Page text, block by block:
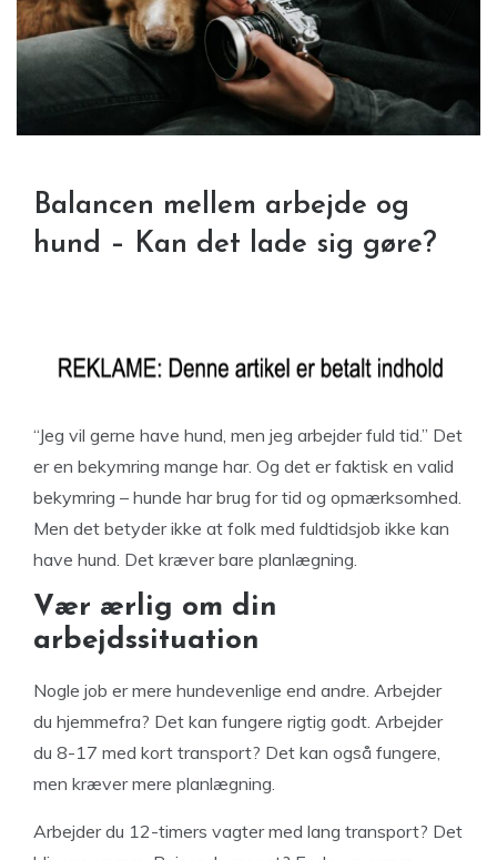
Balancen mellem arbejde og
hund – Kan det lade sig gøre?
“Jeg vil gerne have hund, men jeg arbejder fuld tid.” Det
er en bekymring mange har. Og det er faktisk en valid
bekymring – hunde har brug for tid og opmærksomhed.
Men det betyder ikke at folk med fuldtidsjob ikke kan
have hund. Det kræver bare planlægning.
Vær ærlig om din
arbejdssituation
Nogle job er mere hundevenlige end andre. Arbejder
du hjemmefra? Det kan fungere rigtig godt. Arbejder
du 8-17 med kort transport? Det kan også fungere,
men kræver mere planlægning.
Arbejder du 12-timers vagter med lang transport? Det